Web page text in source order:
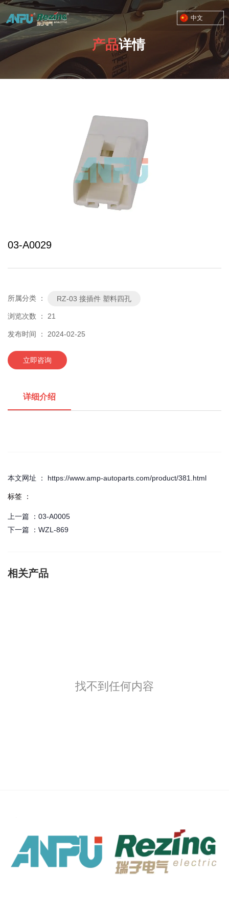
中文
产品详情
TOYOTA MOTOR CORPORATION
03-A0029
所属分类 ： RZ-03 接插件 塑料四孔
浏览次数 ： 21
发布时间 ： 2024-02-25
立即咨询
详细介绍
本文网址 ： https://www.amp-autoparts.com/product/381.html
标签 ：
上一篇 ： 03-A0005
下一篇 ： WZL-869
相关产品
找不到任何内容